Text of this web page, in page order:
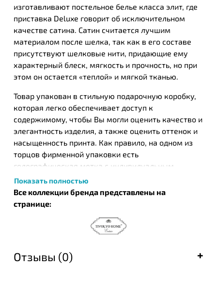
изготавливают постельное белье класса элит, где
приставка Deluxe говорит об исключительном
качестве сатина. Сатин считается лучшим
материалом после шелка, так как в его составе
присутствуют шелковые нити, придающие ему
характерный блеск, мягкость и прочность, но при
этом он остается «теплой» и мягкой тканью.
Товар упакован в стильную подарочную коробку,
которая легко обеспечивает доступ к
содержимому, чтобы Вы могли оценить качество и
элегантность изделия, а также оценить оттенок и
насыщенность принта. Как правило, на одном из
торцов фирменной упаковки есть
голографическая метка с индивидуальным
пошивочным номером изделия от Тиволио Хоум.
Рекомендуется стирка при 30 градусах;
отбеливание запрещено; химическая чистка
запрещена; гладить запрещена; деликатная
барабанная сушка при пониженной температуре
Торговая марка Tivolyo Home, принадлежащая
Показать полностью
Все коллекции бренда представлены на
странице:
Отзывы (0)